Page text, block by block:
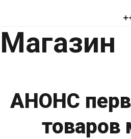
Магазин
АНОНС
товаров